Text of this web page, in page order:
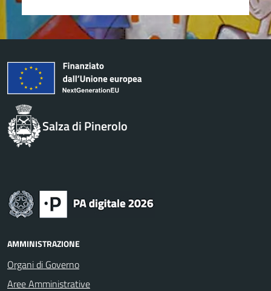
Salza di Pinerolo
AMMINISTRAZIONE
Organi di Governo
Aree Amministrative